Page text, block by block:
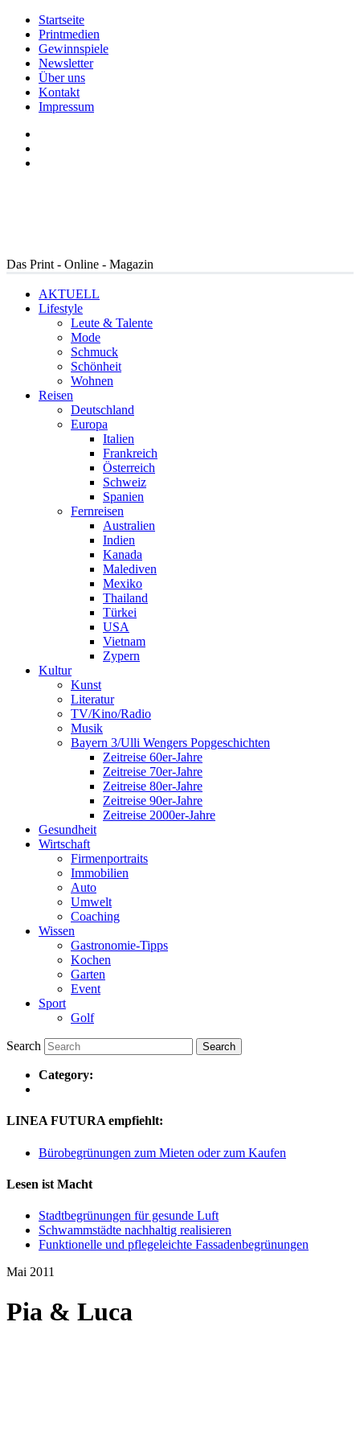
Startseite
Printmedien
Gewinnspiele
Newsletter
Über uns
Kontakt
Impressum
Das Print - Online - Magazin
AKTUELL
Lifestyle
Leute & Talente
Mode
Schmuck
Schönheit
Wohnen
Reisen
Deutschland
Europa
Italien
Frankreich
Österreich
Schweiz
Spanien
Fernreisen
Australien
Indien
Kanada
Malediven
Mexiko
Thailand
Türkei
USA
Vietnam
Zypern
Kultur
Kunst
Literatur
TV/Kino/Radio
Musik
Bayern 3/Ulli Wengers Popgeschichten
Zeitreise 60er-Jahre
Zeitreise 70er-Jahre
Zeitreise 80er-Jahre
Zeitreise 90er-Jahre
Zeitreise 2000er-Jahre
Gesundheit
Wirtschaft
Firmenportraits
Immobilien
Auto
Umwelt
Coaching
Wissen
Gastronomie-Tipps
Kochen
Garten
Event
Sport
Golf
Search
Category:
LINEA FUTURA empfiehlt:
Bürobegrünungen zum Mieten oder zum Kaufen
Lesen ist Macht
Stadtbegrünungen für gesunde Luft
Schwammstädte nachhaltig realisieren
Funktionelle und pflegeleichte Fassadenbegrünungen
Mai 2011
Pia & Luca